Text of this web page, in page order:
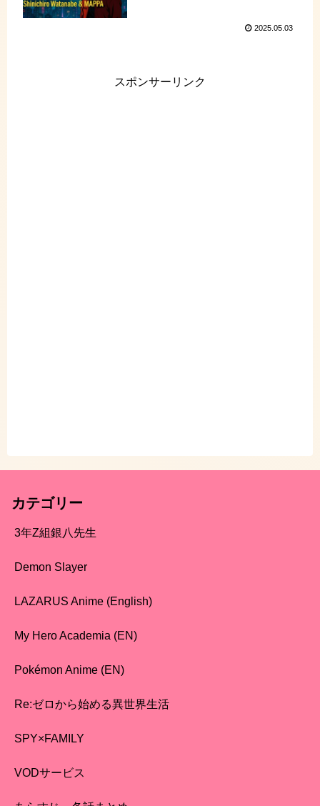
2025.05.03
スポンサーリンク
カテゴリー
3年Z組銀八先生
Demon Slayer
LAZARUS Anime (English)
My Hero Academia (EN)
Pokémon Anime (EN)
Re:ゼロから始める異世界生活
SPY×FAMILY
VODサービス